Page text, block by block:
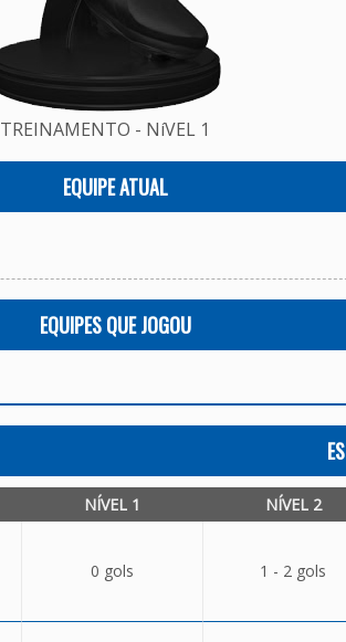
TREINAMENTO - NíVEL 1
EQUIPE ATUAL
EQUIPES QUE JOGOU
NÍVEL 1 NÍVEL 2
0 gols 1 - 2 gols